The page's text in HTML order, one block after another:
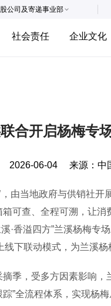
公司及寄递事业部
社会责任 企业文化
合开启杨梅专
2026-06-04 来源： 中
由当地政府与供销社开
可查、全程可溯，让
·香溢四方”兰溪杨梅专
下联动模式，为兰溪
，受多方因素影响，
”全流程体系，实现杨